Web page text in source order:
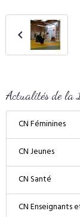
Actualités de
CN Féminines
CN Jeunes
CN Santé
CN Enseignants